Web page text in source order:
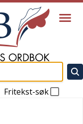
Fritekst-søk